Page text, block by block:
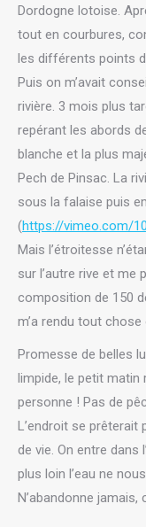
Dordogne lotoise.
tout en courbures,
les différents points
Puis on m’avait
rivière. 3 mois plus
repérant les abords
blanche et la plus
Pech de Pinsac. La
sous la falaise puis
(https://vimeo.com/
Mais l’étroitesse
sur l’autre rive et me
composition de 150
m’a rendu tout
Promesse de belles
limpide, le petit
personne ! Pas de
L’endroit se prêterait
de vie. On entre
plus loin l’eau ne
N’abandonne jamais,